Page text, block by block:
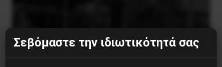
Σεβόμαστε την ιδιωτικότητά σας